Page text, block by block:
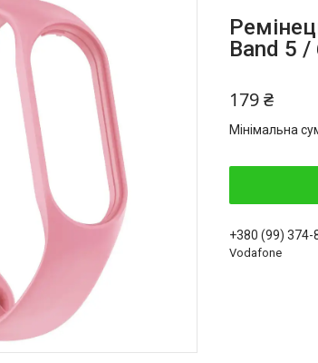
Band 5
179 ₴
Мінімальна
+380 (99) 374-
Vodafone